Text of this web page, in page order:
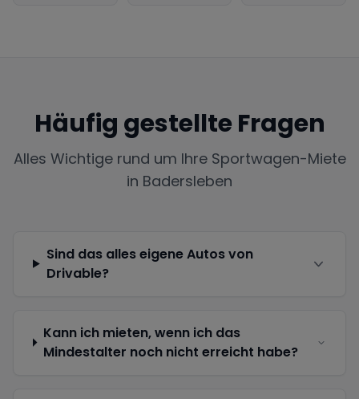
Häufig gestellte Fragen
Alles Wichtige rund um Ihre Sportwagen-Miete
in Badersleben
Sind das alles eigene Autos von
Drivable?
Kann ich mieten, wenn ich das
Mindestalter noch nicht erreicht habe?